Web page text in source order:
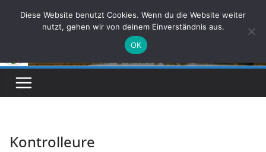
Kontrolleure
Diese Website benutzt Cookies. Wenn du die Website weiter
nutzt, gehen wir von deinem Einverständnis aus.
OK